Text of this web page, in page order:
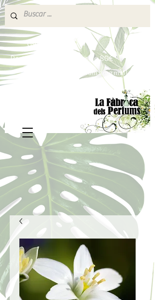
640 377 187
Portes pagados a partir de 80€
lafabricadelsperfums@gmail.com